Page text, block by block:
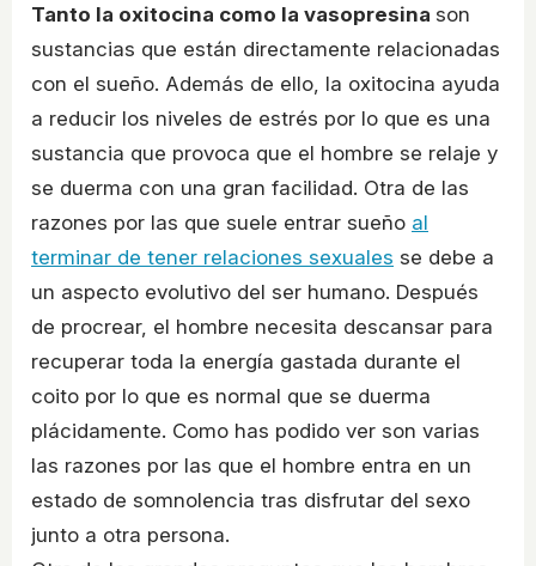
Tanto la oxitocina como la vasopresina son
sustancias que están directamente relacionadas
con el sueño. Además de ello, la oxitocina ayuda
a reducir los niveles de estrés por lo que es una
sustancia que provoca que el hombre se relaje y
se duerma con una gran facilidad. Otra de las
razones por las que suele entrar sueño al
terminar de tener relaciones sexuales se debe a
un aspecto evolutivo del ser humano. Después
de procrear, el hombre necesita descansar para
recuperar toda la energía gastada durante el
coito por lo que es normal que se duerma
plácidamente. Como has podido ver son varias
las razones por las que el hombre entra en un
estado de somnolencia tras disfrutar del sexo
junto a otra persona.